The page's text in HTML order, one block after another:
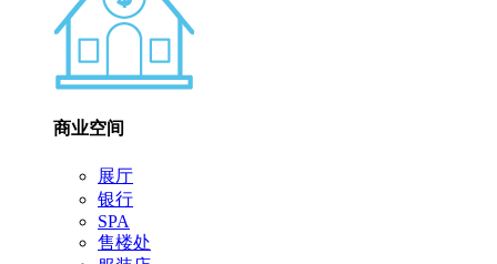
商业空间
展厅
银行
SPA
售楼处